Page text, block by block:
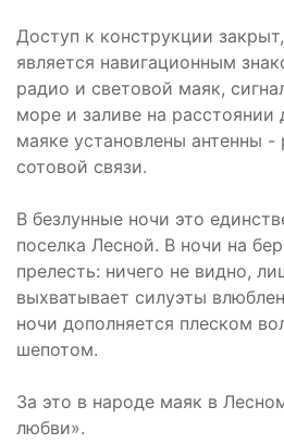
Доступ к конструкции
является навигационным
радио и световой маяк,
море и заливе на расстоянии
маяке установлены антенны -
сотовой связи.
В безлунные ночи это
поселка Лесной. В ночи на
прелесть: ничего не видно,
выхватывает силуэты
ночи дополняется плеском
шепотом.
За это в народе маяк в
любви».